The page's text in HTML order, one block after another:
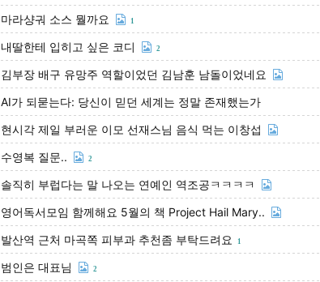
마라샹궈 소스 뭘까요 1
내딸한테 입히고 싶은 코디 2
김부장 배구 유망주 역할이었던 김남훈 남돌이었네요
AI가 되묻는다: 당신이 믿던 세계는 정말 존재했는가
현시각 제일 부러운 이모 선재스님 음식 먹는 이창섭
수영복 질문.. 2
솔직히 부럽다는 말 나오는 연예인 역조공ㅋㅋㅋㅋ
영어독서모임 함께해요 5월의 책 Project Hail Mary..
발산역 근처 마곡쪽 피부과 추천좀 부탁드려요 1
범인은 대표님 2